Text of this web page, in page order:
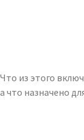
Что из этого
а что назначено